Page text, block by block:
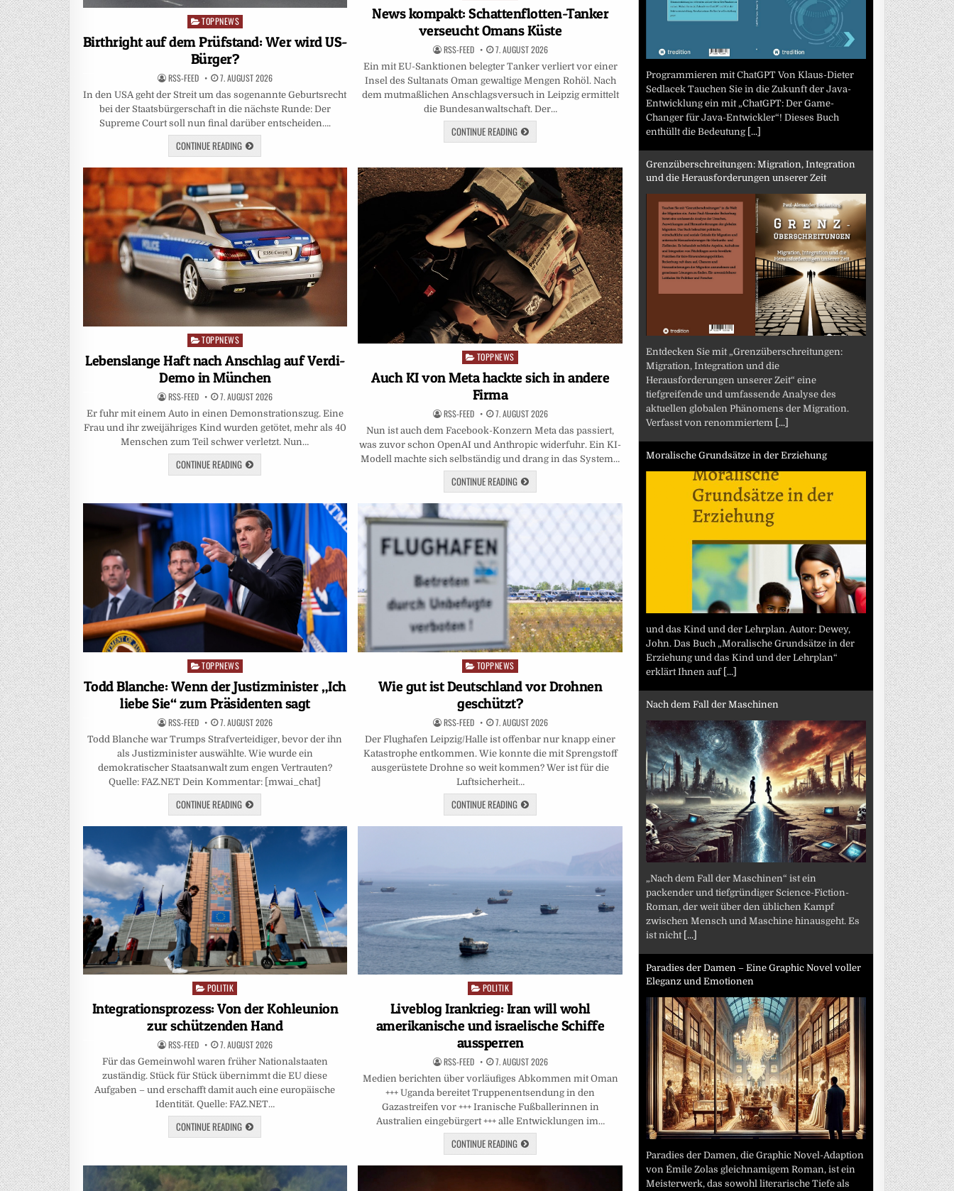
Posted
TOPPNEWS
Birthright auf dem Prüfstand: Wer wird US-
Bürger?
RSS-FEED 7. AUGUST 2026
In den USA geht der Streit um das sogenannte Geburtsrecht
bei der Staatsbürgerschaft in die nächste Runde: Der
Supreme Court soll nun final darüber entscheiden….
CONTINUE READING
in
News kompakt: Schattenflotten-Tanker
verseucht Omans Küste
RSS-FEED 7. AUGUST 2026
Ein mit EU-Sanktionen belegter Tanker verliert vor einer
Insel des Sultanats Oman gewaltige Mengen Rohöl. Nach
dem mutmaßlichen Anschlagsversuch in Leipzig ermittelt
die Bundesanwaltschaft. Der…
CONTINUE READING
Posted
in
TOPPNEWS
Lebenslange Haft nach Anschlag auf Verdi-
Demo in München
RSS-FEED 7. AUGUST 2026
Er fuhr mit einem Auto in einen Demonstrationszug. Eine
Frau und ihr zweijähriges Kind wurden getötet, mehr als 40
Menschen zum Teil schwer verletzt. Nun…
CONTINUE READING
Posted
in
TOPPNEWS
Auch KI von Meta hackte sich in andere
Firma
RSS-FEED 7. AUGUST 2026
Nun ist auch dem Facebook-Konzern Meta das passiert,
was zuvor schon OpenAI und Anthropic widerfuhr. Ein KI-
Modell machte sich selbständig und drang in das System…
CONTINUE READING
Posted
TOPPNEWS
Todd Blanche: Wenn der Justizminister „Ich
liebe Sie“ zum Präsidenten sagt
RSS-FEED 7. AUGUST 2026
Todd Blanche war Trumps Strafverteidiger, bevor der ihn
als Justizminister auswählte. Wie wurde ein
demokratischer Staatsanwalt zum engen Vertrauten?
Quelle: FAZ.NET Dein Kommentar: [mwai_chat]
CONTINUE READING
Posted
TOPPNEWS
Wie gut ist Deutschland vor Drohnen
geschützt?
RSS-FEED 7. AUGUST 2026
Der Flughafen Leipzig/Halle ist offenbar nur knapp einer
Katastrophe entkommen. Wie konnte die mit Sprengstoff
ausgerüstete Drohne so weit kommen? Wer ist für die
Luftsicherheit…
CONTINUE READING
Posted
POLITIK
Integrationsprozess: Von der Kohleunion
zur schützenden Hand
RSS-FEED 7. AUGUST 2026
Für das Gemeinwohl waren früher Nationalstaaten
zuständig. Stück für Stück übernimmt die EU diese
Aufgaben – und erschafft damit auch eine europäische
Identität. Quelle: FAZ.NET…
CONTINUE READING
Posted
in
POLITIK
Liveblog Irankrieg: Iran will wohl
amerikanische und israelische Schiffe
aussperren
RSS-FEED 7. AUGUST 2026
Medien berichten über vorläufiges Abkommen mit Oman
+++ Uganda bereitet Truppenentsendung in den
Gazastreifen vor +++ Iranische Fußballerinnen in
Australien eingebürgert +++ alle Entwicklungen im…
CONTINUE READING
Programmieren mit ChatGPT Von Klaus-Dieter
Sedlacek Tauchen Sie in die Zukunft der Java-
Entwicklung ein mit „ChatGPT: Der Game-
Changer für Java-Entwickler“! Dieses Buch
enthüllt die Bedeutung [...]
Grenzüberschreitungen: Migration, Integration
und die Herausforderungen unserer Zeit
Entdecken Sie mit „Grenzüberschreitungen:
Migration, Integration und die
Herausforderungen unserer Zeit“ eine
tiefgreifende und umfassende Analyse des
aktuellen globalen Phänomens der Migration.
Verfasst von renommiertem [...]
Moralische Grundsätze in der Erziehung
und das Kind und der Lehrplan. Autor: Dewey,
John. Das Buch „Moralische Grundsätze in der
Erziehung und das Kind und der Lehrplan“
erklärt Ihnen auf [...]
Nach dem Fall der Maschinen
„Nach dem Fall der Maschinen“ ist ein
packender und tiefgründiger Science-Fiction-
Roman, der weit über den üblichen Kampf
zwischen Mensch und Maschine hinausgeht. Es
ist nicht [...]
Paradies der Damen – Eine Graphic Novel voller
Eleganz und Emotionen
Paradies der Damen, die Graphic Novel-Adaption
von Émile Zolas gleichnamigem Roman, ist ein
Meisterwerk, das sowohl literarische Tiefe als